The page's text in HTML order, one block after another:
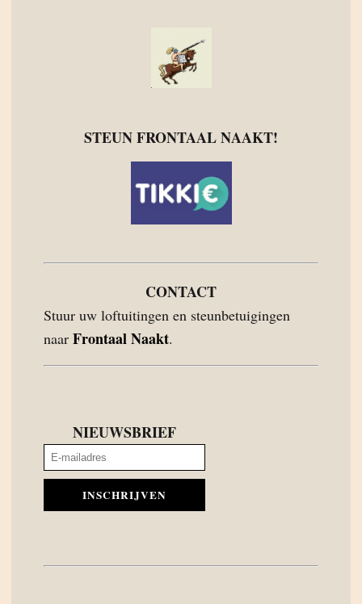
STEUN FRONTAAL NAAKT!
CONTACT
Stuur uw loftuitingen en steunbetuigingen
naar Frontaal Naakt.
NIEUWSBRIEF
INSCHRIJVEN